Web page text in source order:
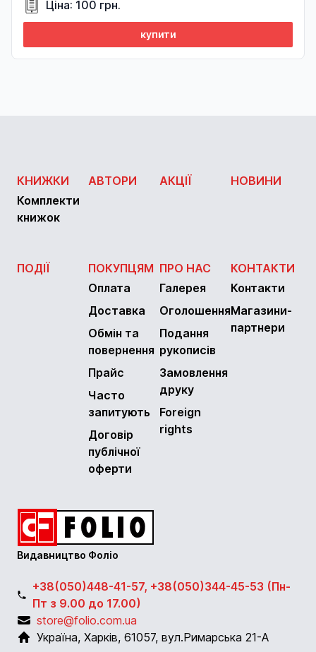
Ціна: 100 грн.
купити
КНИЖКИ
Комплекти
книжок
АВТОРИ АКЦІЇ НОВИНИ
ПОДІЇ
ПОКУПЦЯМ
Оплата
Доставка
Обмін та
повернення
Прайс
Часто
запитують
Договір
публічної
оферти
ПРО НАС
Галерея
Оголошення
Подання
рукописів
Замовлення
друку
Foreign
rights
КОНТАКТИ
Контакти
Магазини-
партнери
Видавництво Фоліо
+38(050)448-41-57, +38(050)344-45-53 (Пн-
Пт з 9.00 до 17.00)
store@folio.com.ua
Україна, Харків, 61057, вул.Римарська 21-А